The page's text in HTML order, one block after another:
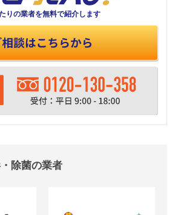
りの業者を無料で紹介します
除菌の業者